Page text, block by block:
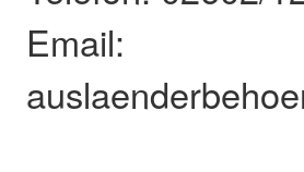
Email: